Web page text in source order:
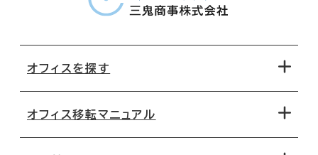
オフィスを探す
オフィス移転マニュアル